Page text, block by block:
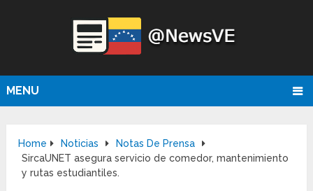
MENU
Home Noticias
Notas De Prensa
SircaUNET asegura servicio de comedor, mantenimiento
y rutas estudiantiles.